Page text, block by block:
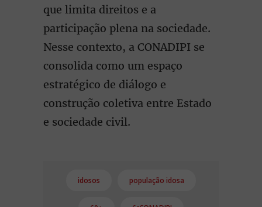
que limita direitos e a
participação plena na sociedade.
Nesse contexto, a CONADIPI se
consolida como um espaço
estratégico de diálogo e
construção coletiva entre Estado
e sociedade civil.
idosos população idosa